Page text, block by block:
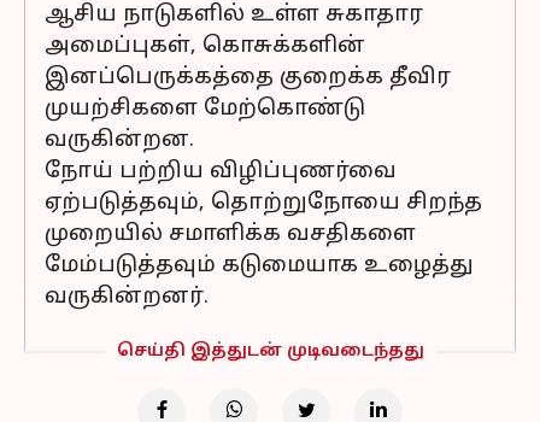
ஆசிய நாடுகளில் உள்ள சுகாதார
அமைப்புகள், கொசுக்களின்
இனப்பெருக்கத்தை குறைக்க தீவிர
முயற்சிகளை மேற்கொண்டு
வருகின்றன.
நோய் பற்றிய விழிப்புணர்வை
ஏற்படுத்தவும், தொற்றுநோயை சிறந்த
முறையில் சமாளிக்க வசதிகளை
மேம்படுத்தவும் கடுமையாக உழைத்து
வருகின்றனர்.
செய்தி இத்துடன் முடிவடைந்தது